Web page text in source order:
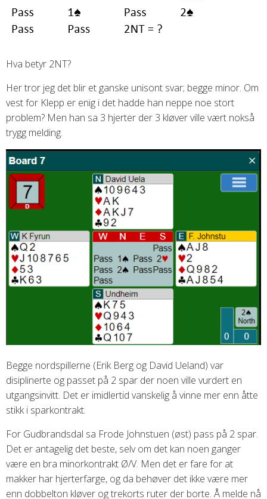
Hva betyr 2NT?
Her tror jeg det blir et ganske unisont svar; begge minor. Om
vest for Klepp er enig i det hadde han neppe noe stort
problem? Men han sa 3 hjerter der 3 kløver ville vært nokså
trygg melding.
Begge nordspillerne (Erik Berg og David Ueland) var
disiplinerte og passet på 2 spar der noen ville vurdert en
utgangsinvitt. Det er imidlertid vanskelig å vinne mer enn åtte
stikk i sparkontrakt.
For Gudbrandsdal sa Frode Johnstuen (øst) pass på 2 spar.
Det er antagelig det beste, selv om det kan noen ganger
være en bra minorkontrakt Ø/V. Men det er fare for at
makker har hjerterfarge, og da behøver det ikke være mer
enn dobbelton kløver og trekorts ruter der borte. Å melde nå